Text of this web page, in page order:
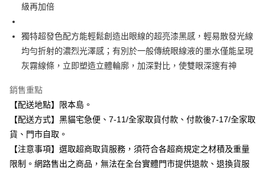
【大哥付你分期使用說明】
流程，驗證手機門號後，選擇欲分期的期數、繳款截止日，確認付款後即完
成交易。
4.訂單成立30分鐘內，如未前往確認交易或遇審核未通過，訂單將自動取
法說明評估內容。
【繳款方式說明】
1.分期款項不併入電信帳單，「大哥付你分期」於每月結算日後寄送繳費提
醒簡訊。
2.透過簡訊連結打開帳單後，可選擇「超商條碼／台灣大直營門市／銀行轉
帳／街口支付／iPASS MONEY」等通路繳費。
【注意事項】
ATM付款
運送方式
全家取貨付款
付款後全家取貨
每筆NT$100，滿NT$899(含以上)免運費
7-11取貨付款
每筆NT$100，滿NT$899(含以上)免運費
級再加倍
獨特超發色配方能輕鬆創造出眼線的超亮漆黑感，輕易散發光線
均勻折射的濃烈光澤感；有別於一般傳統眼線液的墨水僅能呈現
灰霧線條，立即塑造立體輪廓，加深對比，使雙眼深邃有神
銷售重點
【配送地點】限本島。
【配送方式】黑貓宅急便、7-11/全家取貨付款、付款後7-17/全家取
貨、門市自取。
【注意事項】選取超商取貨服務，須符合各超商規定之材積及重量
限制。網路售出之商品，無法在全台實體門市提供退款、退換貨服